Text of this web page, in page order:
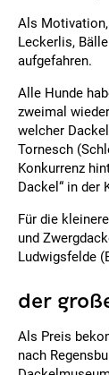
Als
Leckerlis,
aufgefahren.
Alle Hunde
zweimal
welcher
Tornesch
Konkurrenz
Dackel“ in der
Für die
und
Ludwigsfelde
der
Als Preis
nach